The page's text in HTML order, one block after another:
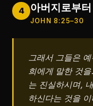
4 아버지로부
JOHN 8:25–30
그래서 그들은
희에게 말한 것
는 진실하시며,
하신다는 것을